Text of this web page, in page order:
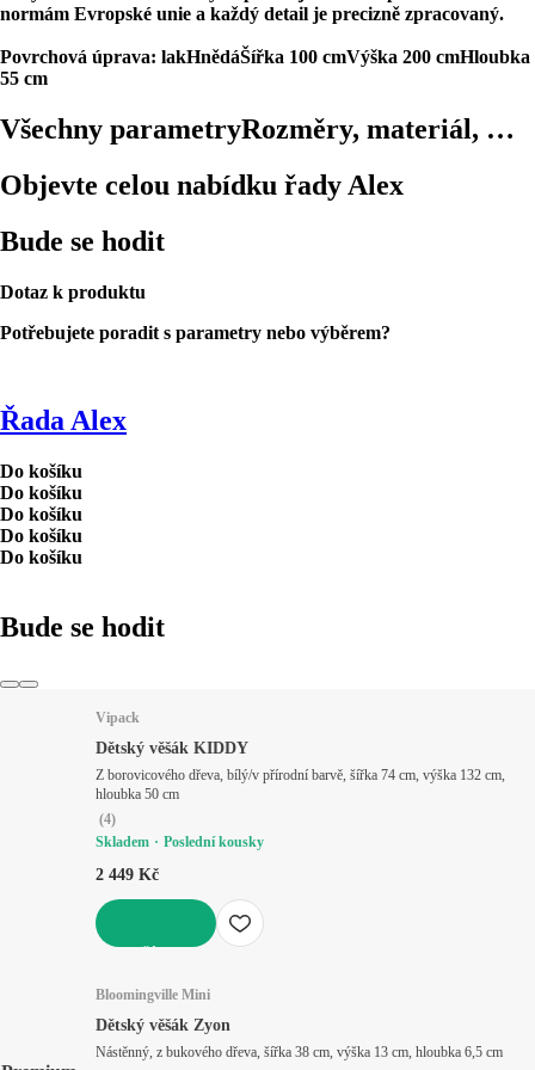
normám Evropské unie a každý detail je precizně zpracovaný.
Povrchová úprava: lakHnědáŠířka 100 cmVýška 200 cmHloubka
55 cm
Všechny parametryRozměry, materiál, …
Objevte celou nabídku řady Alex
Bude se hodit
Dotaz k produktu
Potřebujete poradit s parametry nebo výběrem?
Řada Alex
Do košíku
Do košíku
Do košíku
Do košíku
Do košíku
Bude se hodit
Vipack
Dětský věšák KIDDY
Z borovicového dřeva, bílý/v přírodní barvě, šířka 74 cm, výška 132 cm,
hloubka 50 cm
(4)
Skladem
Poslední kousky
2 449 Kč
Bloomingville Mini
Dětský věšák Zyon
Nástěnný, z bukového dřeva, šířka 38 cm, výška 13 cm, hloubka 6,5 cm